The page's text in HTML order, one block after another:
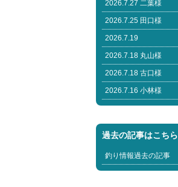
2026.7.27 二葉様
2026.7.25 田口様
2026.7.19
2026.7.18 丸山様
2026.7.18 古口様
2026.7.16 小林様
過去の記事はこちら
釣り情報過去の記事